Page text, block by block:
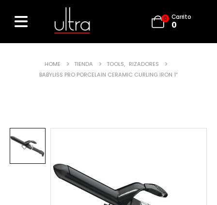
0 Carrito
0
HOME TIENDA TOOLS, RIZADORES
BABYLISS PRO PORCELAIN CERAMIC CURLING IRON 1″